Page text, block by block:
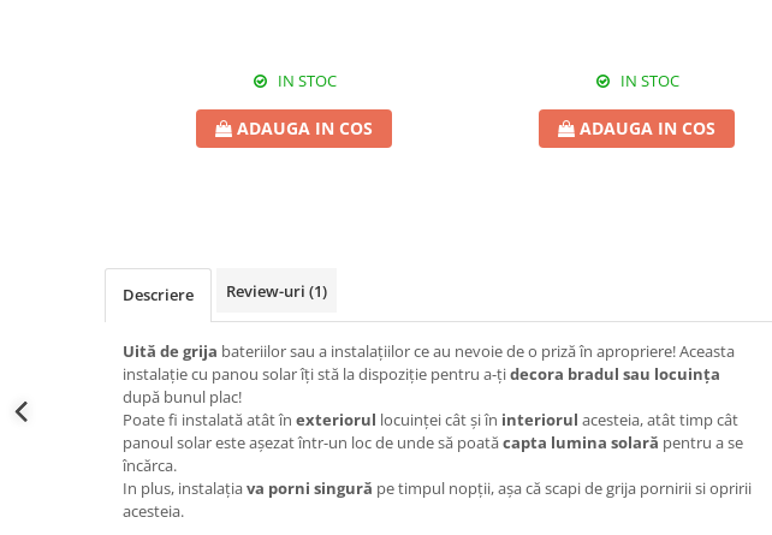
IN STOC
ADAUGA IN COS
IN STOC
ADAUGA IN COS
Descriere Review-uri (1)
Uită de grija bateriilor sau a instalațiilor ce au nevoie de o priză în apropriere! Aceasta
instalație cu panou solar îți stă la dispoziție pentru a-țidecora bradul sau locuința
după bunul plac!
Poate fi instalată atât în exteriorul locuinței cât și în interiorul acesteia, atât timp cât
panoul solar este așezat într-un loc de unde să poatăcapta lumina solară pentru a se
încărca.
In plus, instalațiava porni singură pe timpul nopții, așa că scapi de grija pornirii si opririi
acesteia.